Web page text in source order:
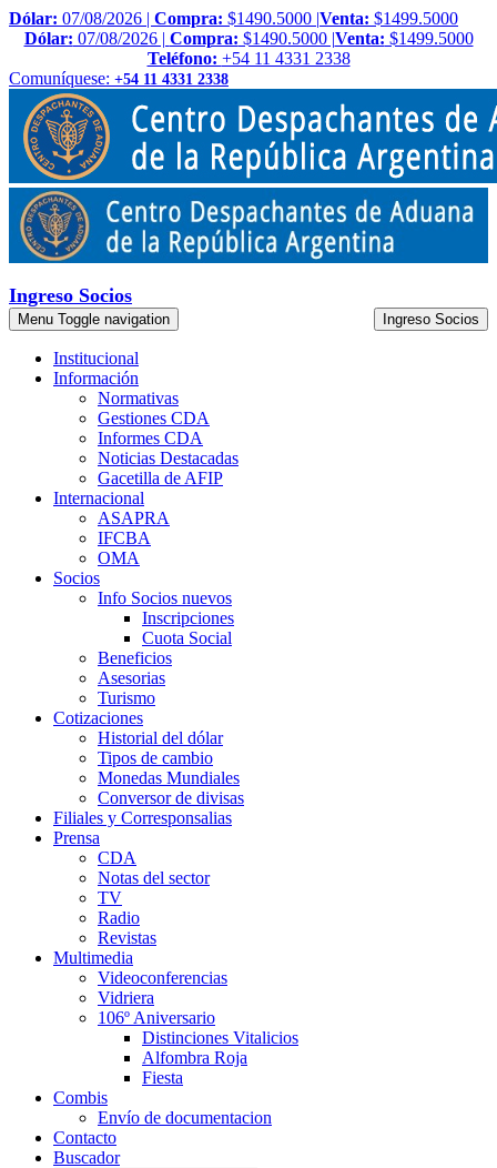
Dólar: 07/08/2026 | Compra: $1490.5000 |Venta: $1499.5000
Dólar: 07/08/2026 | Compra: $1490.5000 |Venta: $1499.5000
Teléfono: +54 11 4331 2338
Comuníquese: +54 11 4331 2338
Ingreso Socios
Menu Toggle navigation Ingreso Socios
Institucional
Información
Normativas
Gestiones CDA
Informes CDA
Noticias Destacadas
Gacetilla de AFIP
Internacional
ASAPRA
IFCBA
OMA
Socios
Info Socios nuevos
Inscripciones
Cuota Social
Beneficios
Asesorias
Turismo
Cotizaciones
Historial del dólar
Tipos de cambio
Monedas Mundiales
Conversor de divisas
Filiales y Corresponsalias
Prensa
CDA
Notas del sector
TV
Radio
Revistas
Multimedia
Videoconferencias
Vidriera
106º Aniversario
Distinciones Vitalicios
Alfombra Roja
Fiesta
Combis
Envío de documentacion
Contacto
Buscador